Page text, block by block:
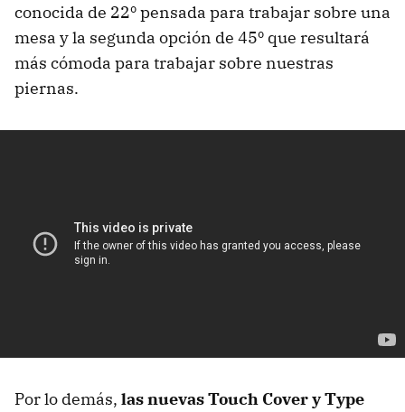
conocida de 22º pensada para trabajar sobre una
mesa y la segunda opción de 45º que resultará
más cómoda para trabajar sobre nuestras
piernas.
Por lo demás, las nuevas Touch Cover y Type